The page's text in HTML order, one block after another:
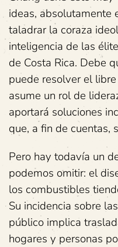
ideas, absolutamente
taladrar la coraza
inteligencia de las
de Costa Rica. Debe
puede resolver el
asume un rol de
aportará soluciones
que, a fin de cuentas,
Pero hay todavía un
podemos omitir: el
los combustibles
Su incidencia sobre
público implica
hogares y personas